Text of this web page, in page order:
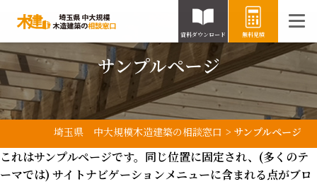
資料ダウンロード 無料見積
サンプルページ
埼玉県 中大規模木造建築の相談窓口 > サンプルページ
これはサンプルページです。同じ位置に固定され、(多くのテ
ーマでは) サイトナビゲーションメニューに含まれる点がブロ